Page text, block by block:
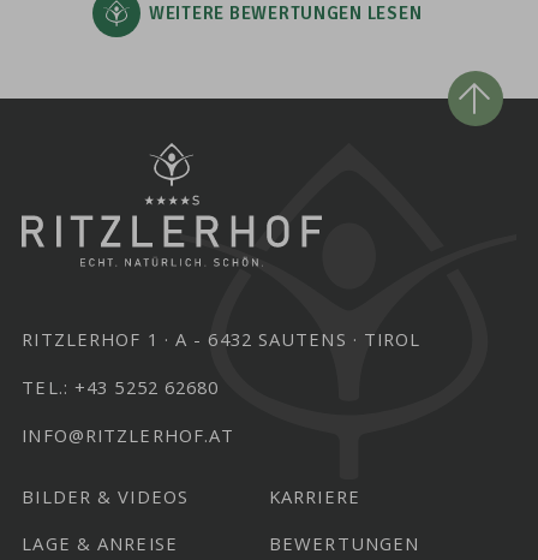
WEITERE BEWERTUNGEN LESEN
RITZLERHOF 1 A - 6432 SAUTENS
TIROL
TEL.: +43 5252 62680
INFO@RITZLERHOF.AT
BILDER & VIDEOS
KARRIERE
LAGE & ANREISE
BEWERTUNGEN